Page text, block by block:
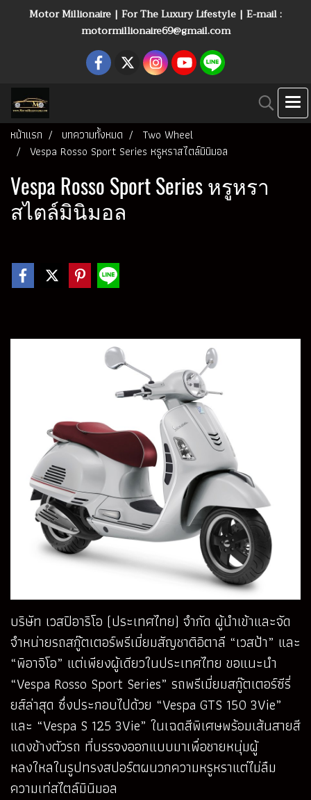
Motor Millionaire | For The Luxury Lifestyle | E-mail :
motormillionaire69@gmail.com
หน้าแรก บทความทั้งหมด
Two Wheel
Vespa Rosso Sport Series หรูหราสไตล์มินิมอล
Vespa Rosso Sport Series หรูหรา
สไตล์มินิมอล
บริษัท เวสปิอาริโอ (ประเทศไทย) จำกัด ผู้นำเข้าและจัด
จำหน่ายรถสกู๊ตเตอร์พรีเมี่ยมสัญชาติอิตาลี “เวสป้า” และ
“พิอาจิโอ” แต่เพียงผู้เดียวในประเทศไทย ขอแนะนำ
“Vespa Rosso Sport Series” รถพรีเมี่ยมสกู๊ตเตอร์ซีรี่
ยส์ล่าสุด ซึ่งประกอบไปด้วย “Vespa GTS 150 3Vie”
และ “Vespa S 125 3Vie” ในเฉดสีพิเศษพร้อมเส้นสายสี
แดงข้างตัวรถ ที่บรรจงออกแบบมาเพื่อชายหนุ่มผู้
หลงใหลในรูปทรงสปอร์ตผนวกความหรูหราแต่ไม่ลืม
ความเท่สไตล์มินิมอล